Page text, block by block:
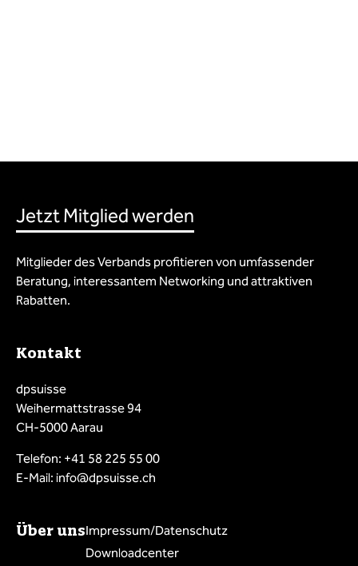
Jetzt Mitglied werden
Mitglieder des Verbands profitieren von umfassender
Beratung, interessantem Networking und attraktiven
Rabatten.
Kontakt
dpsuisse
Weihermattstrasse 94
CH-5000 Aarau
Telefon: +41 58 225 55 00
E-Mail: info@dpsuisse.ch
Über unsImpressum/Datenschutz
Downloadcenter